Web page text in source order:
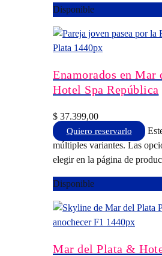
Disponible
Enamorados en Mar
Hotel Spa República
$ 37.399,00
Quiero reservarlo
múltiples variantes. Las
elegir en la página de
Disponible
Mar del Plata &